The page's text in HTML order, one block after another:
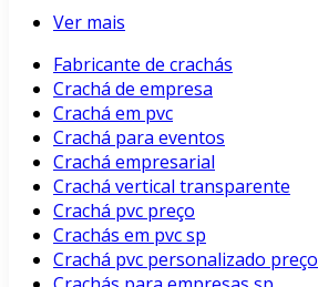
Ver mais
Fabricante de crachás
Crachá de empresa
Crachá em pvc
Crachá para eventos
Crachá empresarial
Crachá vertical transparente
Crachá pvc preço
Crachás em pvc sp
Crachá pvc personalizado preço